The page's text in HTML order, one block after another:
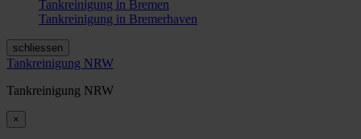
Tankreinigung in Bremen
Tankreinigung in Bremerhaven
schliessen
Tankreinigung NRW
Tankreinigung NRW
×